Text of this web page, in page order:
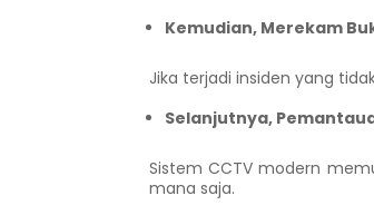
Kemudian, Merekam
Jika terjadi insiden yang
Selanjutnya,
Sistem CCTV modern
mana saja.